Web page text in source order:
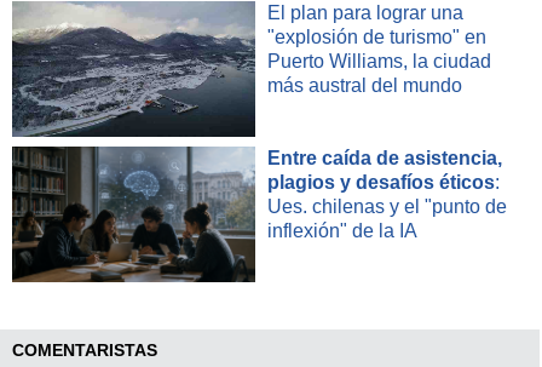
El plan para lograr una
"explosión de turismo" en
Puerto Williams, la ciudad
más austral del mundo
Entre caída de asistencia,
plagios y desafíos éticos:
Ues. chilenas y el "punto de
inflexión" de la IA
COMENTARISTAS